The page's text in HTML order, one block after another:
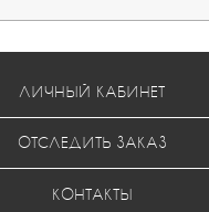
ЛИЧНЫЙ КАБИНЕТ
ОТСЛЕДИТЬ ЗАКАЗ
КОНТАКТЫ